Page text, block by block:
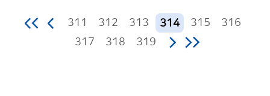
311 312 313 314 315
316
317
318 319